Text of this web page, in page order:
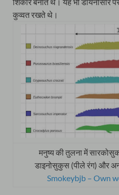
कुव्वत रखते थे।
मनुष्य की तुलना में
डाइनोसुकुस (पीले रंग) और
Smokeybjb – Own